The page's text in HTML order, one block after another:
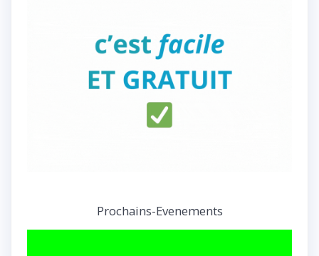
Prochains-Evenements